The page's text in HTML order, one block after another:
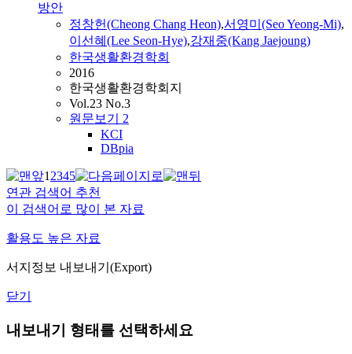
방안
정창헌(Cheong Chang Heon),서영미(Seo Yeong-Mi),
이선혜(Lee Seon-Hye),강재중(Kang Jaejoung)
한국생활환경학회
2016
한국생활환경학회지
Vol.23 No.3
원문보기 2
KCI
DBpia
12345
연관 검색어 추천
이 검색어로 많이 본 자료
활용도 높은 자료
서지정보 내보내기(Export)
닫기
내보내기 형태를 선택하세요